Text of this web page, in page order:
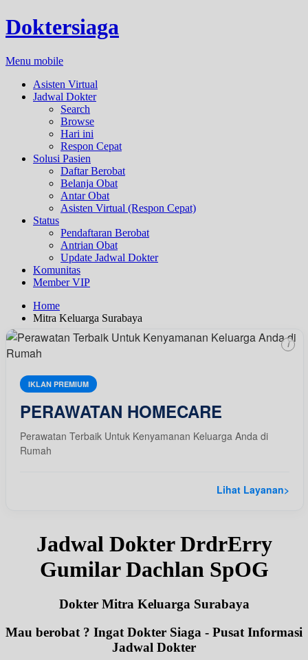
Doktersiaga
Menu mobile
Asisten Virtual
Jadwal Dokter
Search
Browse
Hari ini
Respon Cepat
Solusi Pasien
Daftar Berobat
Belanja Obat
Antar Obat
Asisten Virtual (Respon Cepat)
Status
Pendaftaran Berobat
Antrian Obat
Update Jadwal Dokter
Komunitas
Member VIP
Home
Mitra Keluarga Surabaya
IKLAN PREMIUM
PERAWATAN HOMECARE
Perawatan Terbaik Untuk Kenyamanan Keluarga Anda di
Rumah
Lihat Layanan>
i
Jadwal Dokter DrdrErry
Gumilar Dachlan SpOG
Dokter Mitra Keluarga Surabaya
Mau berobat ? Ingat Dokter Siaga - Pusat Informasi
Jadwal Dokter